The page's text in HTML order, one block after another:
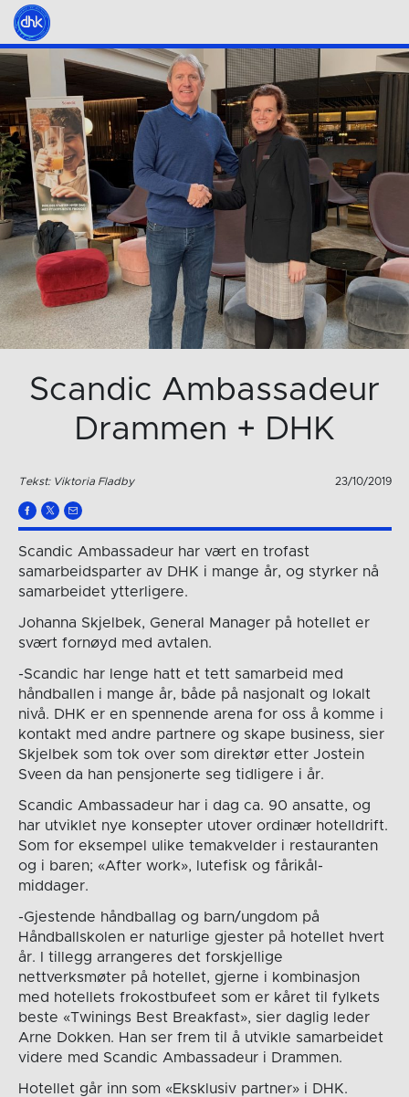
Scandic Ambassadeur
Drammen + DHK
Tekst: Viktoria Fladby 23/10/2019
Scandic Ambassadeur har vært en trofast
samarbeidsparter av DHK i mange år, og styrker nå
samarbeidet ytterligere.
Johanna Skjelbek, General Manager på hotellet er
svært fornøyd med avtalen.
-Scandic har lenge hatt et tett samarbeid med
håndballen i mange år, både på nasjonalt og lokalt
nivå. DHK er en spennende arena for oss å komme i
kontakt med andre partnere og skape business, sier
Skjelbek som tok over som direktør etter Jostein
Sveen da han pensjonerte seg tidligere i år.
Scandic Ambassadeur har i dag ca. 90 ansatte, og
har utviklet nye konsepter utover ordinær hotelldrift.
Som for eksempel ulike temakvelder i restauranten
og i baren; «After work», lutefisk og fårikål-
middager.
-Gjestende håndballag og barn/ungdom på
Håndballskolen er naturlige gjester på hotellet hvert
år. I tillegg arrangeres det forskjellige
nettverksmøter på hotellet, gjerne i kombinasjon
med hotellets frokostbufeet som er kåret til fylkets
beste «Twinings Best Breakfast», sier daglig leder
Arne Dokken. Han ser frem til å utvikle samarbeidet
videre med Scandic Ambassadeur i Drammen.
Hotellet går inn som «Eksklusiv partner» i DHK.